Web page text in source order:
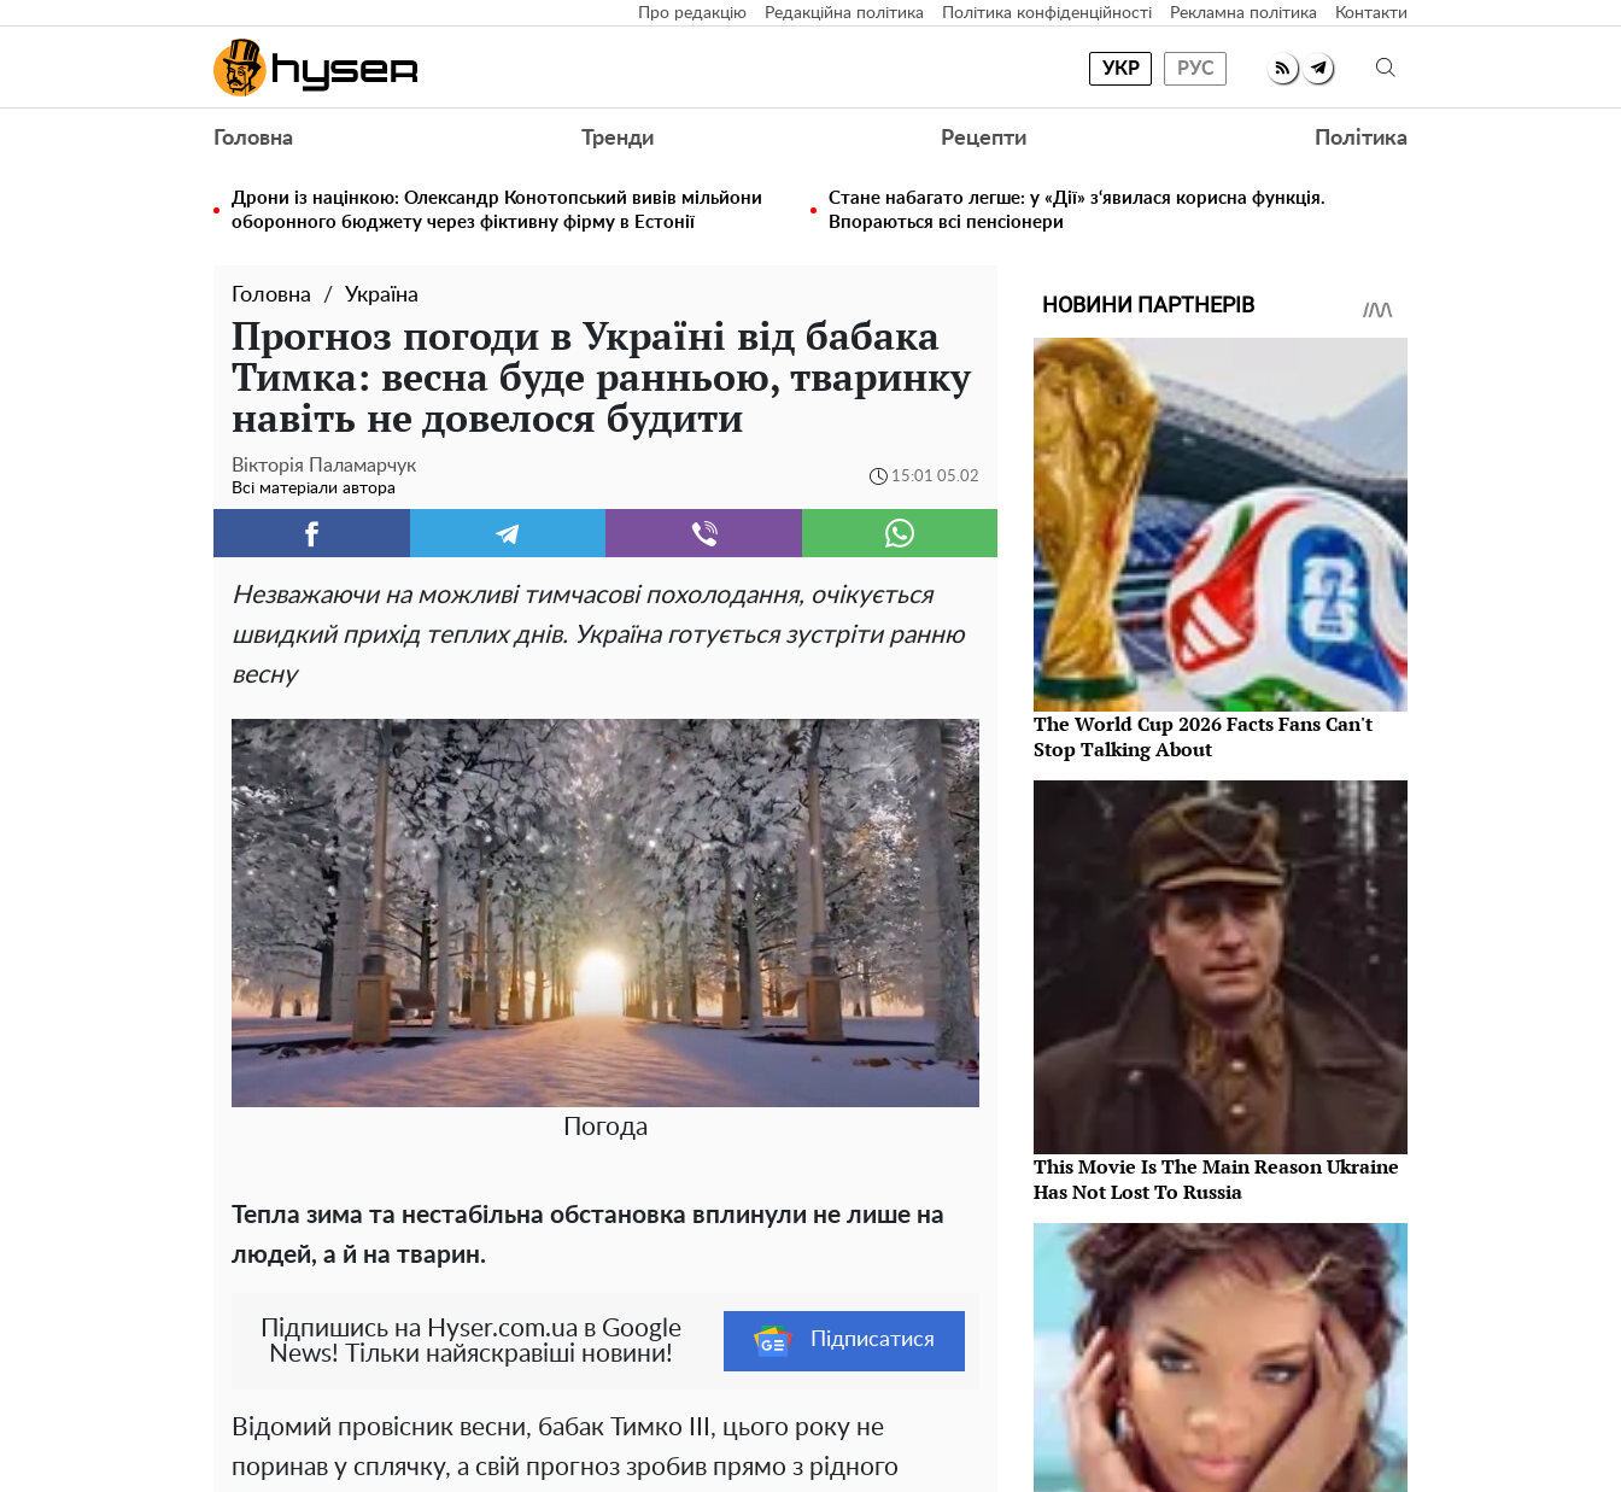
Про редакцію Редакційна політика Політика конфіденційності Рекламна політика Контакти
УКР РУС
Головна Тренди Рецепти Політика
Дрони із націнкою: Олександр Конотопський вивів мільйони
оборонного бюджету через фіктивну фірму в Естонії
Стане набагато легше: у «Дії» з‘явилася корисна функція.
Впораються всі пенсіонери
Головна Україна
Прогноз погоди в Україні від бабака
Тимка: весна буде ранньою, тваринку
навіть не довелося будити
Вікторія Паламарчук
Всі матеріали автора
15:01 05.02
Незважаючи на можливі тимчасові похолодання, очікується
швидкий прихід теплих днів. Україна готується зустріти ранню
весну
Погода
Тепла зима та нестабільна обстановка вплинули не лише на
людей, а й на тварин.
Підпишись на Hyser.com.ua в Google
News! Тільки найяскравіші новини!
Підписатися
Відомий провісник весни, бабак Тимко III, цього року не
поринав у сплячку, а свій прогноз зробив прямо з рідного
НОВИНИ ПАРТНЕРІВ
The World Cup 2026 Facts Fans Can't
Stop Talking About
This Movie Is The Main Reason Ukraine
Has Not Lost To Russia